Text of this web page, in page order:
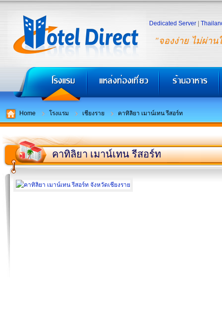
"จองง่าย ไม่ผ่าน
Dedicated Server
Home โรงแรม เชียงราย คาทิลิยา เมาน์เทน รีสอร์ท
คาทิลิยา เมาน์เทน รีสอร์ท